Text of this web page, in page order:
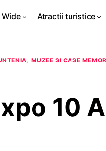
Wide Atractii turistice
MUZEE SI CASE
10